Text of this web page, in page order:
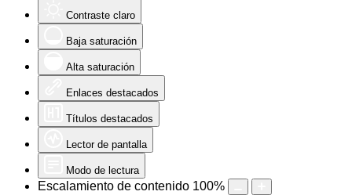
Contraste claro
Baja saturación
Alta saturación
Enlaces destacados
Títulos destacados
Lector de pantalla
Modo de lectura
Escalamiento de contenido 100%